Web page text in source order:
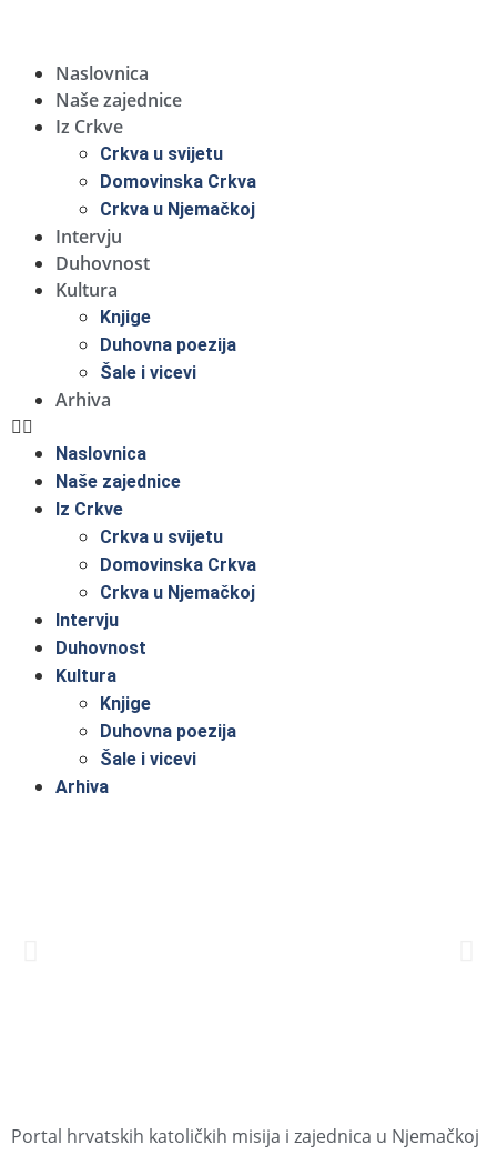
Naslovnica
Naše zajednice
Iz Crkve
Crkva u svijetu
Domovinska Crkva
Crkva u Njemačkoj
Intervju
Duhovnost
Kultura
Knjige
Duhovna poezija
Šale i vicevi
Arhiva
Naslovnica
Naše zajednice
Iz Crkve
Crkva u svijetu
Domovinska Crkva
Crkva u Njemačkoj
Intervju
Duhovnost
Kultura
Knjige
Duhovna poezija
Šale i vicevi
Arhiva
Portal hrvatskih katoličkih misija i zajednica u Njemačkoj